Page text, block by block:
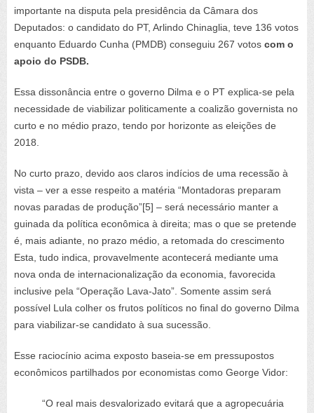
importante na disputa pela presidência da Câmara dos
Deputados: o candidato do PT, Arlindo Chinaglia, teve 136 votos
enquanto Eduardo Cunha (PMDB) conseguiu 267 votos com o
apoio do PSDB.
Essa dissonância entre o governo Dilma e o PT explica-se pela
necessidade de viabilizar politicamente a coalizão governista no
curto e no médio prazo, tendo por horizonte as eleições de
2018.
No curto prazo, devido aos claros indícios de uma recessão à
vista – ver a esse respeito a matéria “Montadoras preparam
novas paradas de produção”[5] – será necessário manter a
guinada da política econômica à direita; mas o que se pretende
é, mais adiante, no prazo médio, a retomada do crescimento
Esta, tudo indica, provavelmente acontecerá mediante uma
nova onda de internacionalização da economia, favorecida
inclusive pela “Operação Lava-Jato”. Somente assim será
possível Lula colher os frutos políticos no final do governo Dilma
para viabilizar-se candidato à sua sucessão.
Esse raciocínio acima exposto baseia-se em pressupostos
econômicos partilhados por economistas como George Vidor:
“O real mais desvalorizado evitará que a agropecuária